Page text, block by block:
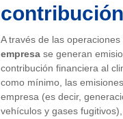
A través de las
empresa se generan
contribución financiera al
como mínimo, las
empresa (es decir,
vehículos y gases